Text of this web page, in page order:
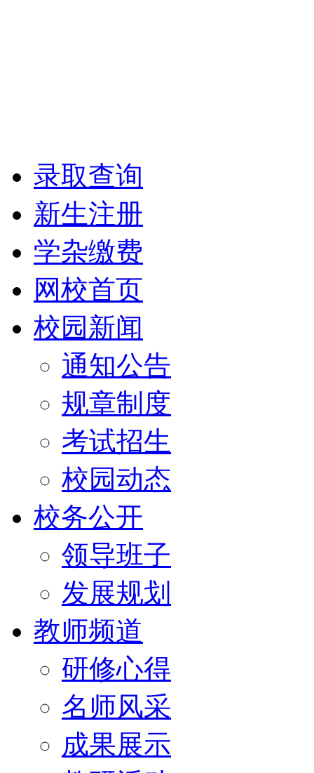
录取查询
新生注册
学杂缴费
网校首页
校园新闻
通知公告
规章制度
考试招生
校园动态
校务公开
领导班子
发展规划
教师频道
研修心得
名师风采
成果展示